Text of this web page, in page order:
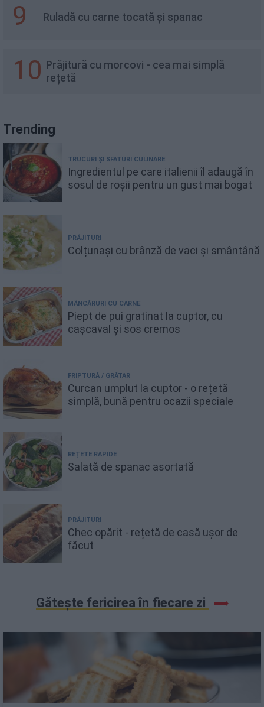
9 Ruladă cu carne tocată și spanac
10 Prăjitură cu morcovi - cea mai simplă
rețetă
Trending
TRUCURI ȘI SFATURI CULINARE
Ingredientul pe care italienii îl adaugă în
sosul de roșii pentru un gust mai bogat
PRĂJITURI
Colțunași cu brânză de vaci și smântână
MÂNCĂRURI CU CARNE
Piept de pui gratinat la cuptor, cu
cașcaval și sos cremos
FRIPTURĂ / GRĂTAR
Curcan umplut la cuptor - o rețetă
simplă, bună pentru ocazii speciale
REȚETE RAPIDE
Salată de spanac asortată
PRĂJITURI
Chec opărit - rețetă de casă ușor de
făcut
Gătește fericirea în fiecare zi